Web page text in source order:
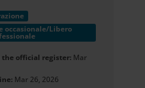
occasionale/Libero
official register: Mar
Mar 26, 2026